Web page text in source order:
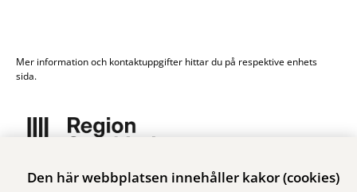
Den här webbplatsen innehåller kakor (cookies)
Mer information och kontaktuppgifter hittar du på respektive enhets
sida.
Vi ingår i Stockholms läns sjukvårdsområde som erbjuder hälso- och